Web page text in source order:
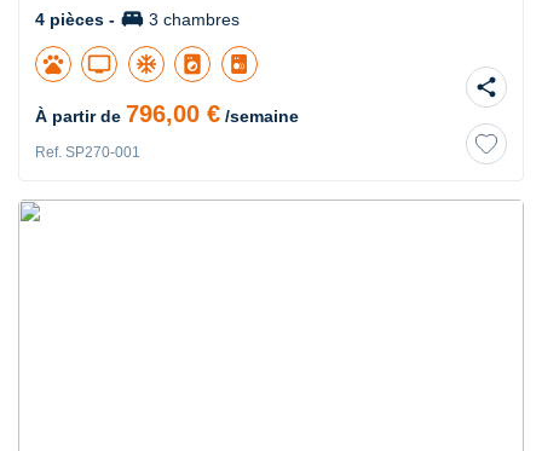
4 pièces - king_bed 3 chambres
pets tv ac_unit local_laundry_service
À partir de 796,00 € /semaine
Ref. SP270-001
share